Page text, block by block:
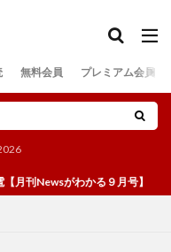
無料会員 プレミアム会員
月刊Newsがわかる９月号】